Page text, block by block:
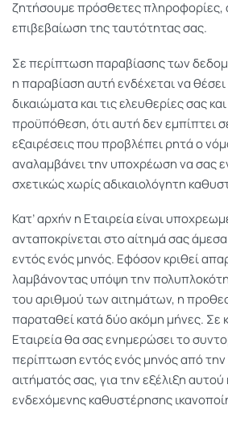
ζητήσουμε πρόσθετες πληροφορίες,
επιβεβαίωση της ταυτότητας σας.
Σε περίπτωση παραβίασης των
η παραβίαση αυτή ενδέχεται να
δικαιώματα και τις ελευθερίες σας
προϋπόθεση, ότι αυτή δεν εμπίπτει
εξαιρέσεις που προβλέπει ρητά ο
αναλαμβάνει την υποχρέωση να σας
σχετικώς χωρίς αδικαιολόγητη
Κατ’ αρχήν η Εταιρεία είναι
ανταποκρίνεται στο αίτημά σας
εντός ενός μηνός. Εφόσον κριθεί
λαμβάνοντας υπόψη την
του αριθμού των αιτημάτων, η
παραταθεί κατά δύο ακόμη μήνες. Σε
Εταιρεία θα σας ενημερώσει το
περίπτωση εντός ενός μηνός από
αιτήματός σας, για την εξέλιξη αυτού
ενδεχόμενης καθυστέρησης